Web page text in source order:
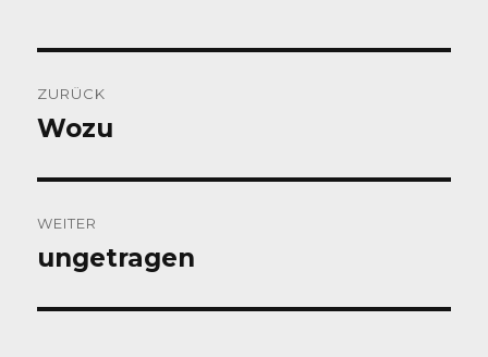
ZURÜCK
Vorheriger
Wozu
WEITER
Nächster
ungetragen